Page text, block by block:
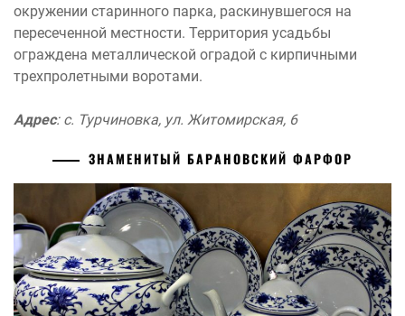
окружении старинного парка, раскинувшегося на
пересеченной местности. Территория усадьбы
ограждена металлической оградой с кирпичными
трехпролетными воротами.
Адрес: с. Турчиновка, ул. Житомирская, 6
ЗНАМЕНИТЫЙ БАРАНОВСКИЙ ФАРФОР